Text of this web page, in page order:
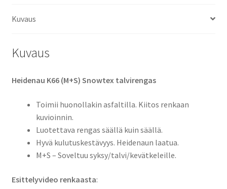
Kuvaus
Kuvaus
Heidenau K66 (M+S) Snowtex talvirengas
Toimii huonollakin asfaltilla. Kiitos renkaan
kuvioinnin.
Luotettava rengas säällä kuin säällä.
Hyvä kulutuskestävyys. Heidenaun laatua.
M+S – Soveltuu syksy/talvi/kevätkeleille.
Esittelyvideo renkaasta: